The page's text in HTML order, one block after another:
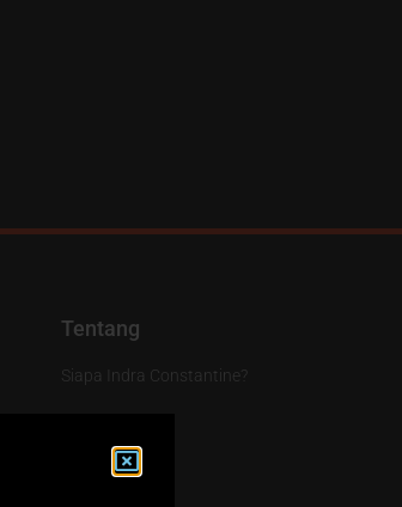
Tentang
Siapa Indra Constantine?